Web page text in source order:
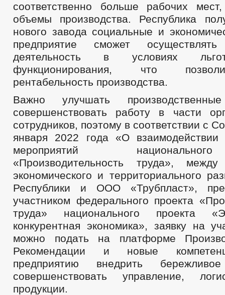
соответственно больше рабочих
объемы производства. Республика
нового завода социальные и
предприятие сможет осуществлять
деятельность в условиях
функционирования, что
рентабельность производства.
Важно улучшать
совершенствовать работу в части
сотрудников, поэтому в соответствии с
января 2022 года «О взаимодействии
мероприятий
«Производительность труда», между
экономического и территориального
Республики и ООО «Трубпласт»,
участником федерального проекта
труда» национального проекта
конкурентная экономика», заявку на
можно подать на платформе
Рекомендации и новые
предприятию внедрить бережливое
совершенствовать управление,
продукции.